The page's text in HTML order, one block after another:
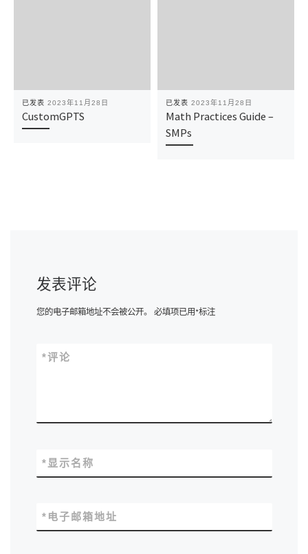
已发表 2023年11月28日
CustomGPTS
已发表 2023年11月28日
Math Practices Guide –
SMPs
发表评论
您的电子邮箱地址不会被公开。 必填项已用*标注
评论
*
显示名称
*
电子邮箱地址
*